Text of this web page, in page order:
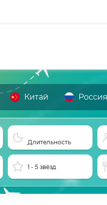
Китай Россия
Длительность
1 - 5 звёзд